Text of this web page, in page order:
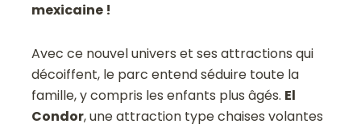
mexicaine !
Avec ce nouvel univers et ses attractions qui
décoiffent, le parc entend séduire toute la
famille, y compris les enfants plus âgés. El
Condor, une attraction type chaises volantes